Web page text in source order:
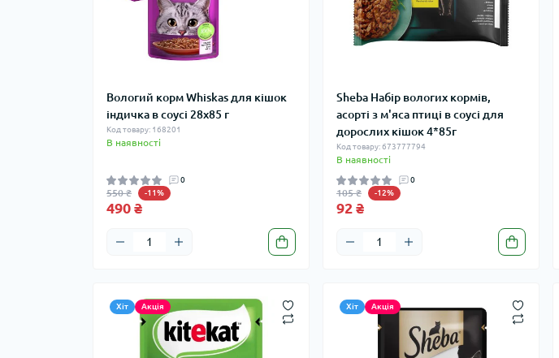
Вологий корм Whiskas для кішок
індичка в соусі 28x85 г
Код товару: 168201
В наявності
0
550 ₴ -11%
490 ₴
Sheba Набір вологих кормів,
асорті з м'яса птиці в соусі для
дорослих кішок 4*85г
Код товару: 673777794
В наявності
0
105 ₴ -12%
92 ₴
Хіт Акція Хіт Акція